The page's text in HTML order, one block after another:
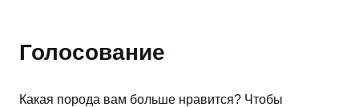
Голосование
Какая порода вам больше нравится? Чтобы